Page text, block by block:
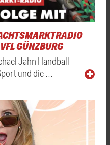
GÜNZBURG
Jahn Handball
und die …